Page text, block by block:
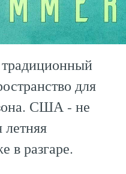
для
США - не
в разгаре.